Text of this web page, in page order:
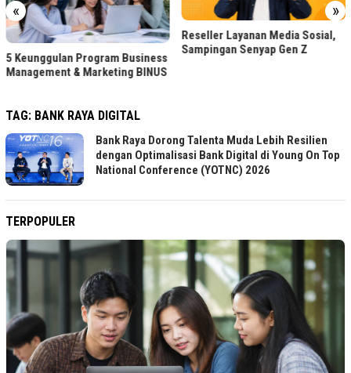
« »
5 Keunggulan Program Business
Management & Marketing BINUS
Reseller Layanan Media Sosial,
Sampingan Senyap Gen Z
TAG: BANK RAYA DIGITAL
Bank Raya Dorong Talenta Muda Lebih Resilien
dengan Optimalisasi Bank Digital di Young On Top
National Conference (YOTNC) 2026
TERPOPULER